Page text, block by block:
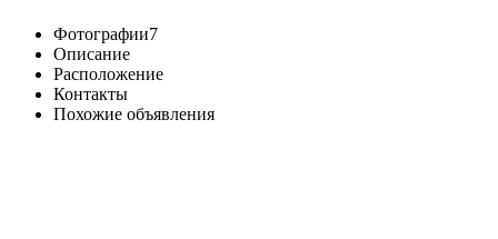
Фотографии7
Описание
Расположение
Контакты
Похожие объявления